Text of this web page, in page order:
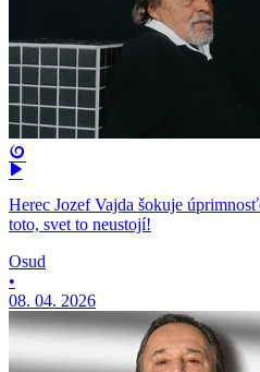
Herec Jozef Vajda šokuje
toto, svet to neustojí!
Osud
•
08. 04. 2026